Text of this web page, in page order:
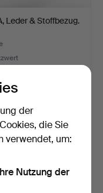
Leder & Stoffbezug.
der
die Sie
verwendet, um:
Nutzung der